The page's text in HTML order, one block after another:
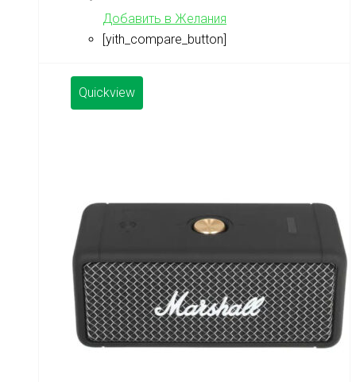
Добавить в Желания
[yith_compare_button]
Quickview